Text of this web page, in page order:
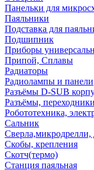
Панельки для
Паяльники
Подставка для
Подшипник
Приборы
Припой, Сплавы
Радиаторы
Радиолампы и панели
Разъёмы D-SUB
Разъёмы,
Робототехника,
Сальник
Сверла,микродрелли,
Скобы, крепления
Скотч(термо)
Станция паяльная